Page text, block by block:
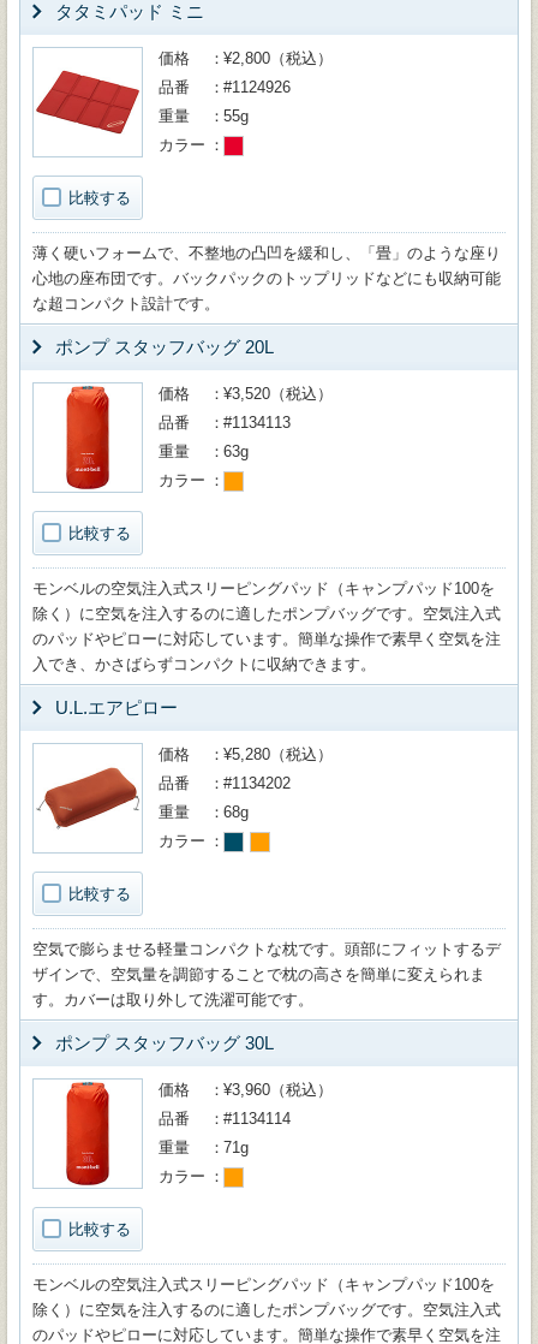
タタミパッド ミニ
比較する
価格
¥2,800（税込）
品番
#1124926
重量
55g
カラー
薄く硬いフォームで、不整地の凸凹を緩和し、「畳」のような座り
心地の座布団です。バックパックのトップリッドなどにも収納可能
な超コンパクト設計です。
ポンプ スタッフバッグ 20L
比較する
価格
¥3,520（税込）
品番
#1134113
重量
63g
カラー
モンベルの空気注入式スリーピングパッド（キャンプパッド100を
除く）に空気を注入するのに適したポンプバッグです。空気注入式
のパッドやピローに対応しています。簡単な操作で素早く空気を注
入でき、かさばらずコンパクトに収納できます。
U.L.エアピロー
比較する
価格
¥5,280（税込）
品番
#1134202
重量
68g
カラー
空気で膨らませる軽量コンパクトな枕です。頭部にフィットするデ
ザインで、空気量を調節することで枕の高さを簡単に変えられま
す。カバーは取り外して洗濯可能です。
ポンプ スタッフバッグ 30L
比較する
価格
¥3,960（税込）
品番
#1134114
重量
71g
カラー
モンベルの空気注入式スリーピングパッド（キャンプパッド100を
除く）に空気を注入するのに適したポンプバッグです。空気注入式
のパッドやピローに対応しています。簡単な操作で素早く空気を注